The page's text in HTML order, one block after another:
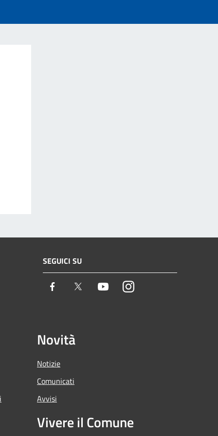
SEGUICI SU
Facebook Twitter YoutubeInstagram
Novità
Notizie
Comunicati
Avvisi
Vivere il Comune